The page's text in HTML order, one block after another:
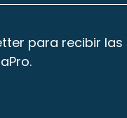
para recibir las